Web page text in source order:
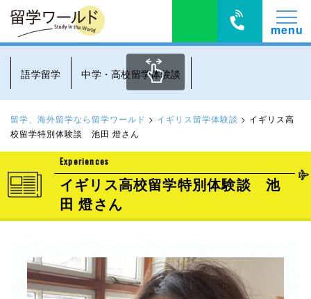
語学留学 中学・高校留学体験談
留学、海外留学なら留学ワールド > イギリス留学体験談 > イギリス高
校留学特別体験談 池田 燈さん
Experiences
イギリス高校留学特別体験談 池
田 燈さん